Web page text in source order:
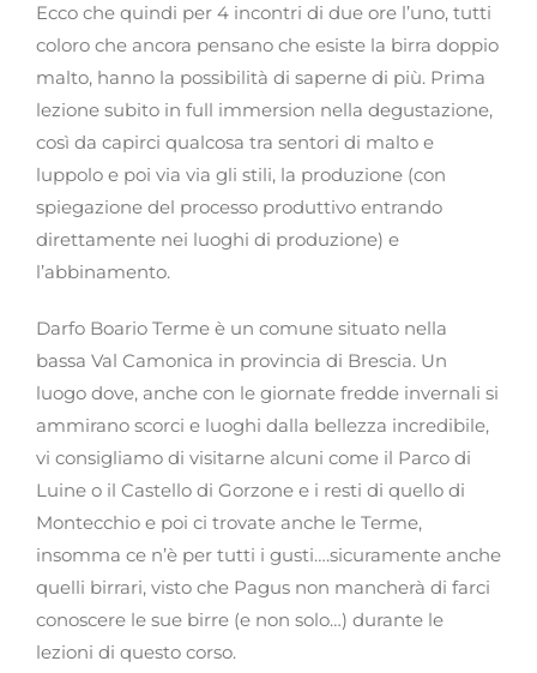
Ecco che quindi per 4 incontri di due ore l’uno, tutti
coloro che ancora pensano che esiste la birra doppio
malto, hanno la possibilità di saperne di più. Prima
lezione subito in full immersion nella degustazione,
così da capirci qualcosa tra sentori di malto e
luppolo e poi via via gli stili, la produzione (con
spiegazione del processo produttivo entrando
direttamente nei luoghi di produzione) e
l’abbinamento.
Darfo Boario Terme è un comune situato nella
bassa Val Camonica in provincia di Brescia. Un
luogo dove, anche con le giornate fredde invernali si
ammirano scorci e luoghi dalla bellezza incredibile,
vi consigliamo di visitarne alcuni come il Parco di
Luine o il Castello di Gorzone e i resti di quello di
Montecchio e poi ci trovate anche le Terme,
insomma ce n’è per tutti i gusti….sicuramente anche
quelli birrari, visto che Pagus non mancherà di farci
conoscere le sue birre (e non solo…) durante le
lezioni di questo corso.